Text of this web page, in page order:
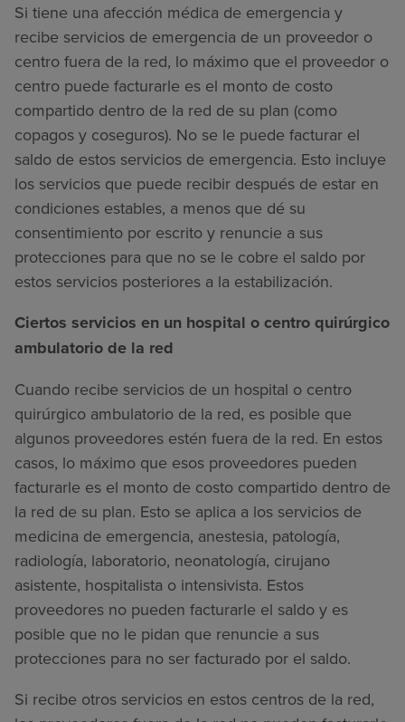
Si tiene una afección médica de emergencia y
recibe servicios de emergencia de un proveedor o
centro fuera de la red, lo máximo que el proveedor o
centro puede facturarle es el monto de costo
compartido dentro de la red de su plan (como
copagos y coseguros). No se le puede facturar el
saldo de estos servicios de emergencia. Esto incluye
los servicios que puede recibir después de estar en
condiciones estables, a menos que dé su
consentimiento por escrito y renuncie a sus
protecciones para que no se le cobre el saldo por
estos servicios posteriores a la estabilización.
Ciertos servicios en un hospital o centro quirúrgico
ambulatorio de la red
Cuando recibe servicios de un hospital o centro
quirúrgico ambulatorio de la red, es posible que
algunos proveedores estén fuera de la red. En estos
casos, lo máximo que esos proveedores pueden
facturarle es el monto de costo compartido dentro de
la red de su plan. Esto se aplica a los servicios de
medicina de emergencia, anestesia, patología,
radiología, laboratorio, neonatología, cirujano
asistente, hospitalista o intensivista. Estos
proveedores no pueden facturarle el saldo y es
posible que no le pidan que renuncie a sus
protecciones para no ser facturado por el saldo.
Si recibe otros servicios en estos centros de la red,